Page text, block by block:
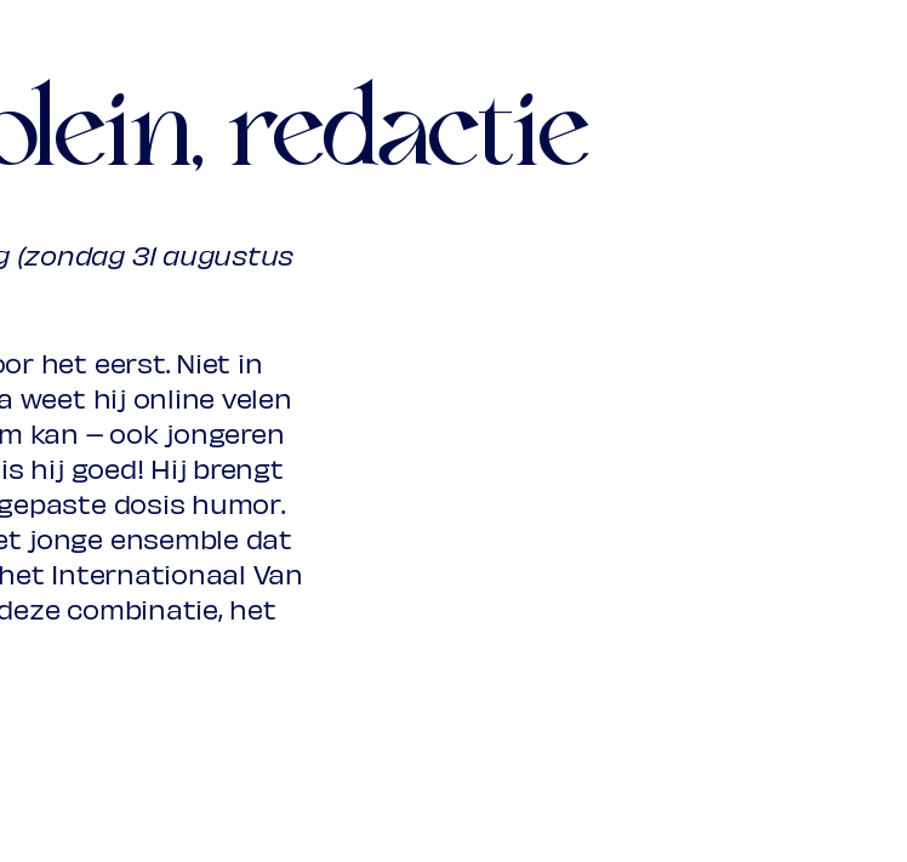
Day, HWV 76)
redactie
(zondag 31 augustus
het eerst. Niet in
weet hij online velen
kan – ook jongeren
hij goed! Hij brengt
dosis humor.
jonge ensemble dat
Internationaal Van
combinatie, het